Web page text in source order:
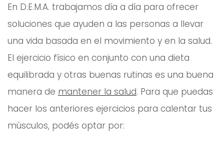
En D.E.M.A. trabajamos día a día para ofrecer
soluciones que ayuden a las personas a llevar
una vida basada en el movimiento y en la salud.
El ejercicio físico en conjunto con una dieta
equilibrada y otras buenas rutinas es una buena
manera de mantener la salud. Para que puedas
hacer los anteriores ejercicios para calentar tus
músculos, podés optar por: